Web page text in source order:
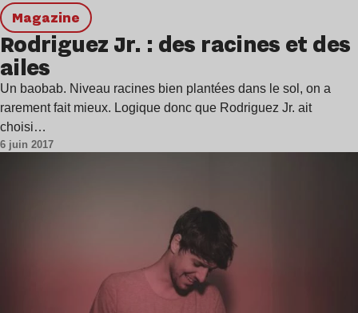
magazine
Rodriguez Jr. : des racines et des
ailes
Un baobab. Niveau racines bien plantées dans le sol, on a
rarement fait mieux. Logique donc que Rodriguez Jr. ait
choisi…
6 juin 2017